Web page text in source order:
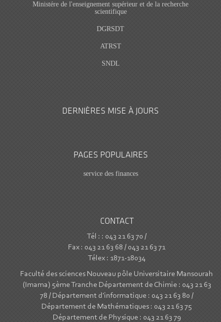
Ministére de l'enseignement supérieur et de la recherche
scientifique
DGRSDT
ATRST
SNDL
DERNIÈRES MISE À JOURS
PAGES POPULAIRES
service des finances
CONTACT
Tél : : 043 21 63 70 /
Fax : 043 21 63 68 / 043 21 63 71
Télex : 1871-18034
Faculté des sciences Nouveau pôle Universitaire Mansourah
(Imama) 5ème Tranche Département de Chimie : 043 21 63
78 / Département d'informatique : 043 21 63 80 /
Département de Mathématiques : 043 21 63 75
Département de Physique : 043 21 63 79